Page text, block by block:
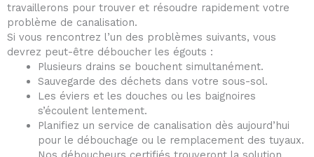
travaillerons pour trouver et résoudre rapidement votre
problème de canalisation.
Si vous rencontrez l’un des problèmes suivants, vous
devrez peut-être déboucher les égouts :
Plusieurs drains se bouchent simultanément.
Sauvegarde des déchets dans votre sous-sol.
Les éviers et les douches ou les baignoires
s’écoulent lentement.
Planifiez un service de canalisation dès aujourd’hui
pour le débouchage ou le remplacement des tuyaux.